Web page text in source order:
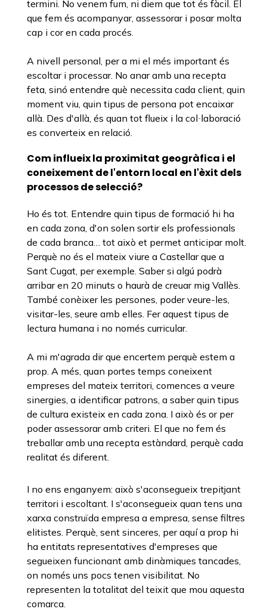
termini. No venem fum, ni diem que tot és fàcil. El
que fem és acompanyar, assessorar i posar molta
cap i cor en cada procés.
A nivell personal, per a mi el més important és
escoltar i processar. No anar amb una recepta
feta, sinó entendre què necessita cada client, quin
moment viu, quin tipus de persona pot encaixar
allà. Des d'allà, és quan tot flueix i la col·laboració
es converteix en relació.
Com influeix la proximitat geogràfica i el
coneixement de l'entorn local en l'èxit dels
processos de selecció?
Ho és tot. Entendre quin tipus de formació hi ha
en cada zona, d'on solen sortir els professionals
de cada branca… tot això et permet anticipar molt.
Perquè no és el mateix viure a Castellar que a
Sant Cugat, per exemple. Saber si algú podrà
arribar en 20 minuts o haurà de creuar mig Vallès.
També conèixer les persones, poder veure-les,
visitar-les, seure amb elles. Fer aquest tipus de
lectura humana i no només curricular.
A mi m'agrada dir que encertem perquè estem a
prop. A més, quan portes temps coneixent
empreses del mateix territori, comences a veure
sinergies, a identificar patrons, a saber quin tipus
de cultura existeix en cada zona. I això és or per
poder assessorar amb criteri. El que no fem és
treballar amb una recepta estàndard, perquè cada
realitat és diferent.
I no ens enganyem: això s'aconsegueix trepitjant
territori i escoltant. I s'aconsegueix quan tens una
xarxa construïda empresa a empresa, sense filtres
elitistes. Perquè, sent sinceres, per aquí a prop hi
ha entitats representatives d'empreses que
segueixen funcionant amb dinàmiques tancades,
on només uns pocs tenen visibilitat. No
representen la totalitat del teixit que mou aquesta
comarca.